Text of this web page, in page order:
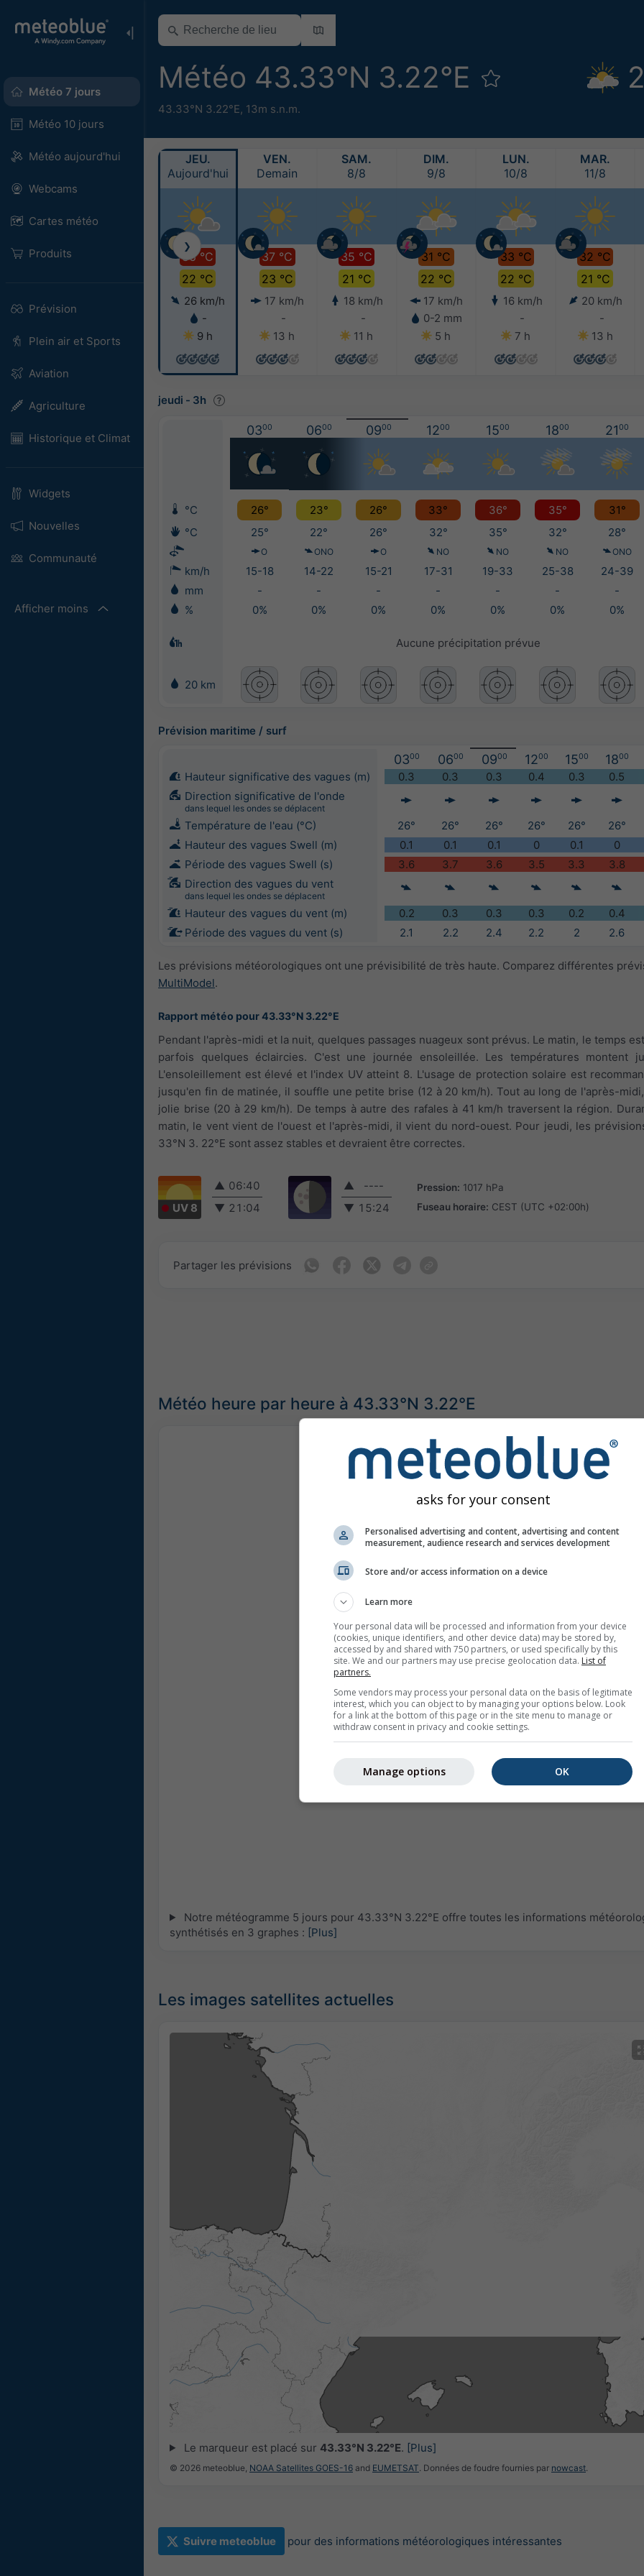
Météo 7 jours
Météo 10 jours
Météo aujourd'hui
Webcams
Cartes météo
Produits
Prévision
Plein air et Sports
Aviation
Agriculture
Historique et Climat
Widgets
Nouvelles
Communauté
Afficher moins
Météo 43.33°N 3.22°E
43.33°N 3.22°E, 13m s.n.m.
JEU.
Aujourd'hui
36 °C
22 °C
26 km/h
-
9 h
VEN.
Demain
37 °C
23 °C
17 km/h
-
13 h
SAM.
8/8
35 °C
21 °C
18 km/h
-
11 h
DIM.
9/8
31 °C
22 °C
17 km/h
0-2 mm
5 h
LUN.
10/8
33 °C
22 °C
16 km/h
-
7 h
MAR.
11/8
32 °C
21 °C
20 km/h
-
13 h
❯
jeudi - 3h
0300 0600 0900 1200 1500 1800 2100
°C 26° 23° 26° 33° 36° 35° 31°
°C
25° 22° 26° 32° 35° 32° 28°
O ONO O NO NO NO ONO
km/h 15-18 14-22 15-21 17-31 19-33 25-38 24-39
mm
- - - - - - -
%
0% 0% 0% 0% 0% 0% 0%
Aucune précipitation prévue
20 km
Prévision maritime / surf
0300 0600 0900 1200 1500 1800
Hauteur significative des vagues (m) 0.3 0.3 0.3 0.4 0.3 0.5
Direction significative de l'onde
dans lequel les ondes se déplacent
Température de l'eau (°C) 26° 26° 26° 26° 26° 26°
Hauteur des vagues Swell (m)
0.1 0.1 0.1 0 0.1 0
Période des vagues Swell (s)
3.6 3.7 3.6 3.5 3.3 3.8
Direction des vagues du vent
dans lequel les ondes se déplacent
Hauteur des vagues du vent (m) 0.2 0.3 0.3 0.3 0.2 0.4
Période des vagues du vent (s)
2.1 2.2 2.4 2.2 2 2.6
Les prévisions météorologiques ont une prévisibilité de très haute. Comparez différentes
MultiModel.
Rapport météo pour 43.33°N 3.22°E
Pendant l'après-midi et la nuit, quelques passages nuageux sont prévus. Le matin, le temps
parfois quelques éclaircies. C'est une journée ensoleillée. Les températures montent
L'ensoleillement est élevé et l'index UV atteint 8. L'usage de protection solaire est
jusqu'en fin de matinée, il souffle une petite brise (12 à 20 km/h). Tout au long de l'après-
jolie brise (20 à 29 km/h). De temps à autre des rafales à 41 km/h traversent la région.
matin, le vent vient de l'ouest et l'après-midi, il vient du nord-ouest. Pour jeudi, les
33°N 3. 22°E sont assez stables et devraient être correctes.
UV 8
▲ 06:40
▼ 21:04
▲
----
▼ 15:24
Pression: 1017 hPa
Fuseau horaire: CEST (UTC +02:00h)
Partager les prévisions
Météo heure par heure à 43.33°N 3.22°E
Notre météogramme 5 jours pour 43.33°N 3.22°E offre toutes les informations
synthétisés en 3 graphes : [Plus]
Les images satellites actuelles
Le marqueur est placé sur 43.33°N 3.22°E. [Plus]
© 2026 meteoblue, NOAA Satellites GOES-16 and EUMETSAT. Données de foudre fournies par nowcast.
Suivre meteoblue pour des informations météorologiques intéressantes
asks for your consent
Personalised advertising and content, advertising and content
measurement, audience research and services development
Store and/or access information on a device
Learn more
Your personal data will be processed and information from your device
(cookies, unique identifiers, and other device data) may be stored by,
accessed by and shared with 750 partners, or used specifically by this
site. We and our partners may use precise geolocation data. List of
partners.
Some vendors may process your personal data on the basis of legitimate
interest, which you can object to by managing your options below. Look
for a link at the bottom of this page or in the site menu to manage or
withdraw consent in privacy and cookie settings.
OK
Manage options